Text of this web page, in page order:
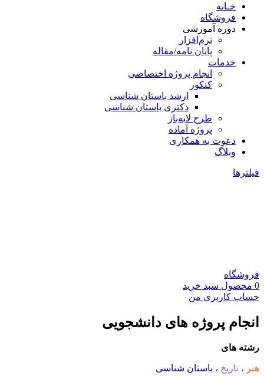
خـانه
فروشگاه
دوره آموزشی
نرم‌افزار
پایان نامه/مقاله
خدمات
انجام پروژه اختصاصی
کنکور
ارشد باستان شناسی
دکتری باستان شناسی
طرح لایه‌باز
پروژه آماده
دعوت به همکاری
وبلاگ
فیلترها
فروشگاه
0 محصول سبد خرید
حساب کاربری من
انجام پروژه های دانشجویی
رشته های
هنر ، تاریخ ، باستان شناسی